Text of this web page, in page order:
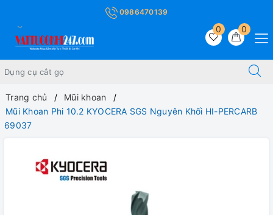
0986470139
0
0
Trang chủ
Mũi khoan
Mũi Khoan Phi 10.2 KYOCERA SGS Nguyên Khối HI-PERCARB
69037